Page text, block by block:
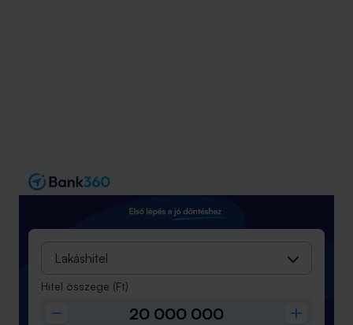
Lakáshitel
Hitel összege (Ft)